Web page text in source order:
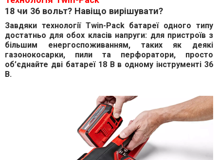
18 чи 36 вольт? Навіщо вирішувати?
Завдяки технології Twin-Pack батареї одного типу
достатньо для обох класів напруги: для пристроїв з
більшим енергоспоживанням, таких як деякі
газонокосарки, пили та перфоратори, просто
об’єднайте дві батареї 18 В в одному інструменті 36
В.